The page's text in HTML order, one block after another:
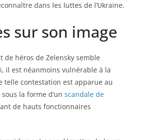
dans les luttes de l’Ukraine.
sur son image
de héros de Zelensky semble
il est néanmoins vulnérable à la
telle contestation est apparue au
la forme d’un scandale de
de hauts fonctionnaires